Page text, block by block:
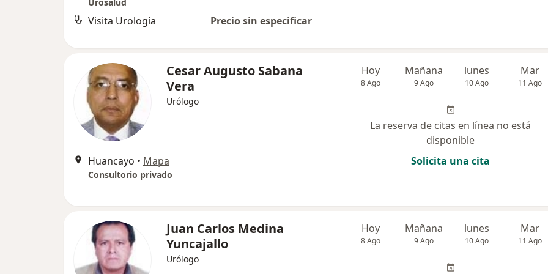
Visita Urología Precio sin especificar
Cesar Augusto Sabana
Vera
Urólogo
Huancayo • Mapa
Consultorio privado
Hoy
8 Ago
Mañana
9 Ago
lunes
10 Ago
Mar
11 Ago
La reserva de citas en línea no está
disponible
Solicita una cita
Juan Carlos Medina
Yuncajallo
Urólogo
Hoy
8 Ago
Mañana
9 Ago
lunes
10 Ago
Mar
11 Ago